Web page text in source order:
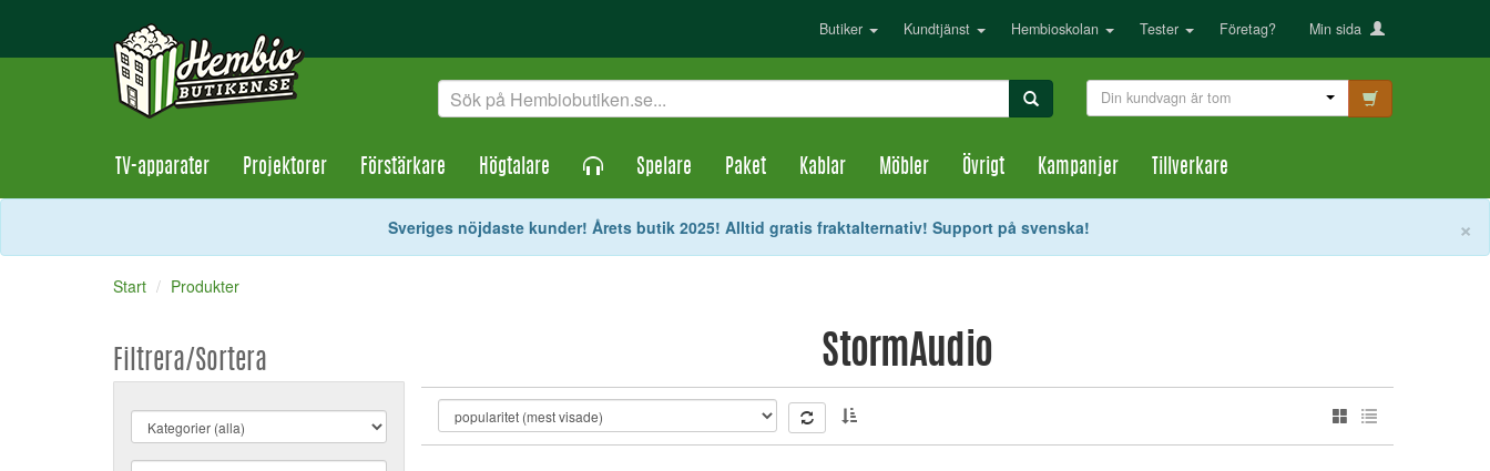
Butiker Kundtjänst Hembioskolan Tester Företag? Min sida
Din kundvagn är tom
TV-apparater Projektorer Förstärkare Högtalare Spelare Paket Kablar Möbler Övrigt Kampanjer Tillverkare
×
Sveriges nöjdaste kunder! Årets butik 2025! Alltid gratis fraktalternativ! Support på svenska!
Start Produkter
Filtrera/Sortera StormAudio